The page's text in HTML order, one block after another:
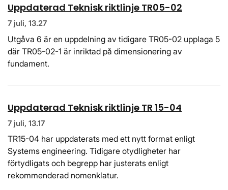
Uppdaterad Teknisk riktlinje TR05-02
7 juli, 13.27
Utgåva 6 är en uppdelning av tidigare TR05-02 upplaga 5
där TR05-02-1 är inriktad på dimensionering av
fundament.
Uppdaterad Teknisk riktlinje TR 15-04
7 juli, 13.17
TR15-04 har uppdaterats med ett nytt format enligt
Systems engineering. Tidigare otydligheter har
förtydligats och begrepp har justerats enligt
rekommenderad nomenklatur.